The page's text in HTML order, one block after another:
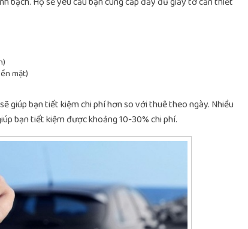
mặt)
sẽ giúp bạn tiết kiệm chi phí hơn so với thuê theo ngày. Nhiều
bạn tiết kiệm được khoảng 10-30% chi phí.